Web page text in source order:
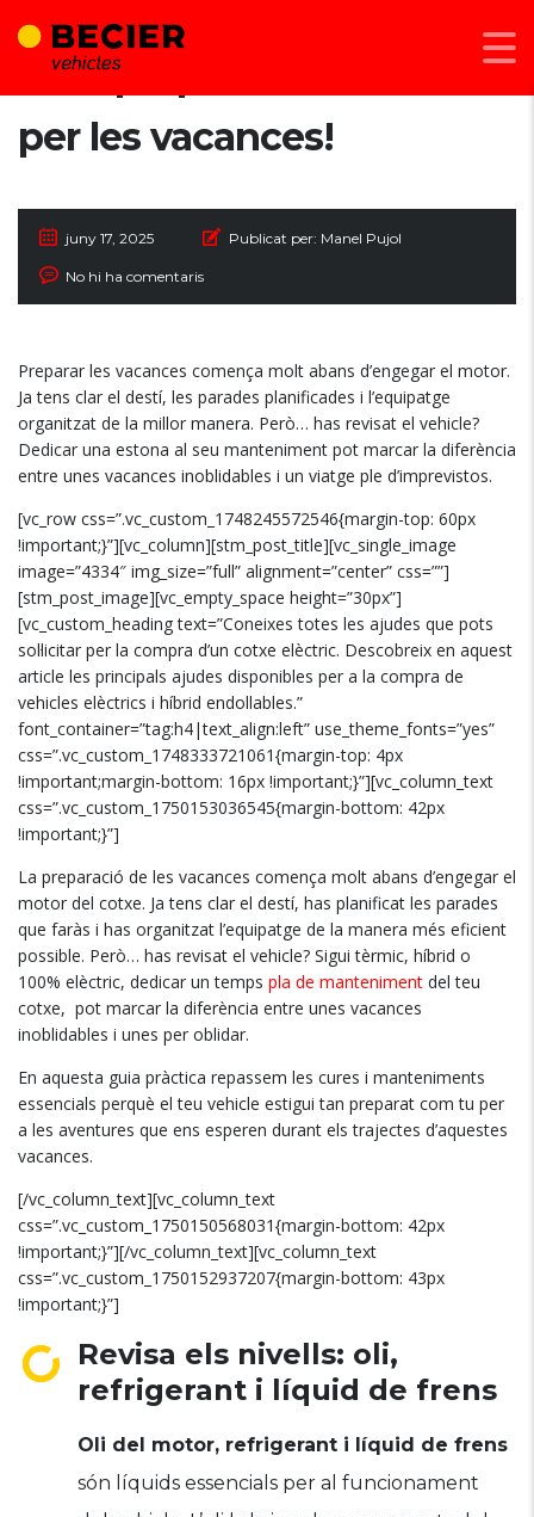
Com preparar el teu cotxe
per les vacances!
juny 17, 2025 Publicat per: Manel Pujol
No hi ha comentaris
Preparar les vacances comença molt abans d’engegar el motor.
Ja tens clar el destí, les parades planificades i l’equipatge
organitzat de la millor manera. Però… has revisat el vehicle?
Dedicar una estona al seu manteniment pot marcar la diferència
entre unes vacances inoblidables i un viatge ple d’imprevistos.
[vc_row css=”.vc_custom_1748245572546{margin-top: 60px
!important;}”][vc_column][stm_post_title][vc_single_image
image=”4334″ img_size=”full” alignment=”center” css=””]
[stm_post_image][vc_empty_space height=”30px”]
[vc_custom_heading text=”Coneixes totes les ajudes que pots
sol·licitar per la compra d’un cotxe elèctric. Descobreix en aquest
article les principals ajudes disponibles per a la compra de
vehicles elèctrics i híbrid endollables.”
font_container=”tag:h4|text_align:left” use_theme_fonts=”yes”
css=”.vc_custom_1748333721061{margin-top: 4px
!important;margin-bottom: 16px !important;}”][vc_column_text
css=”.vc_custom_1750153036545{margin-bottom: 42px
!important;}”]
La preparació de les vacances comença molt abans d’engegar el
motor del cotxe. Ja tens clar el destí, has planificat les parades
que faràs i has organitzat l’equipatge de la manera més eficient
possible. Però… has revisat el vehicle? Sigui tèrmic, híbrid o
100% elèctric, dedicar un temps pla de manteniment del teu
cotxe, pot marcar la diferència entre unes vacances
inoblidables i unes per oblidar.
En aquesta guia pràctica repassem les cures i manteniments
essencials perquè el teu vehicle estigui tan preparat com tu per
a les aventures que ens esperen durant els trajectes d’aquestes
vacances.
[/vc_column_text][vc_column_text
css=”.vc_custom_1750150568031{margin-bottom: 42px
!important;}”][/vc_column_text][vc_column_text
css=”.vc_custom_1750152937207{margin-bottom: 43px
!important;}”]
Revisa els nivells: oli,
refrigerant i líquid de frens
Oli del motor, refrigerant i líquid de frens
són líquids essencials per al funcionament